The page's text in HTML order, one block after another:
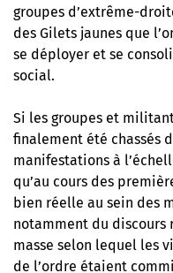
groupes d’extrême-
des Gilets jaunes que
se déployer et se
social.
Si les groupes et
finalement été chassés
manifestations à
qu’au cours des
bien réelle au sein des
notamment du discours
masse selon lequel les
de l’ordre étaient